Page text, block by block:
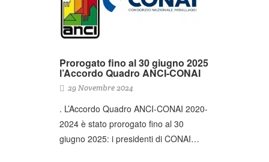
Prorogato fino al 30 giugno 2025
l’Accordo Quadro ANCI-CONAI
29 Novembre 2024
. L’Accordo Quadro ANCI-CONAI 2020-
2024 è stato prorogato fino al 30
giugno 2025: i presidenti di CONAI…